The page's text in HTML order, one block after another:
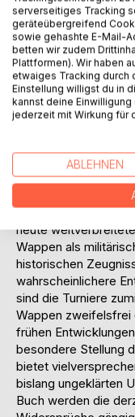
bis heute vielfach
Heraldik ihre
Zeit der Kreuzzüge
Ritter, dessen
erkennbar war,
Schlacht, so dass
positionierte. Unter
hierfür gibt es
betont hingegen den
der Ritterkultur auf
Zeugnisse hierfür
heute
Wappen als
historischen
wahrscheinlichere
sind die Turniere
Wappen zweifelsfrei
frühen
besondere Stellung
bietet
bislang ungeklärten
Buch werden die
serverseitiges Tracking
geräteübergreifend
sowie gehashte E-Mail-
betten wir zudem
Plattformen). Wir haben
etwaiges Tracking durch
Einstellung willigst du in
kannst deine Einwilligung
jederzeit mit Wirkung für
ABLEHNEN